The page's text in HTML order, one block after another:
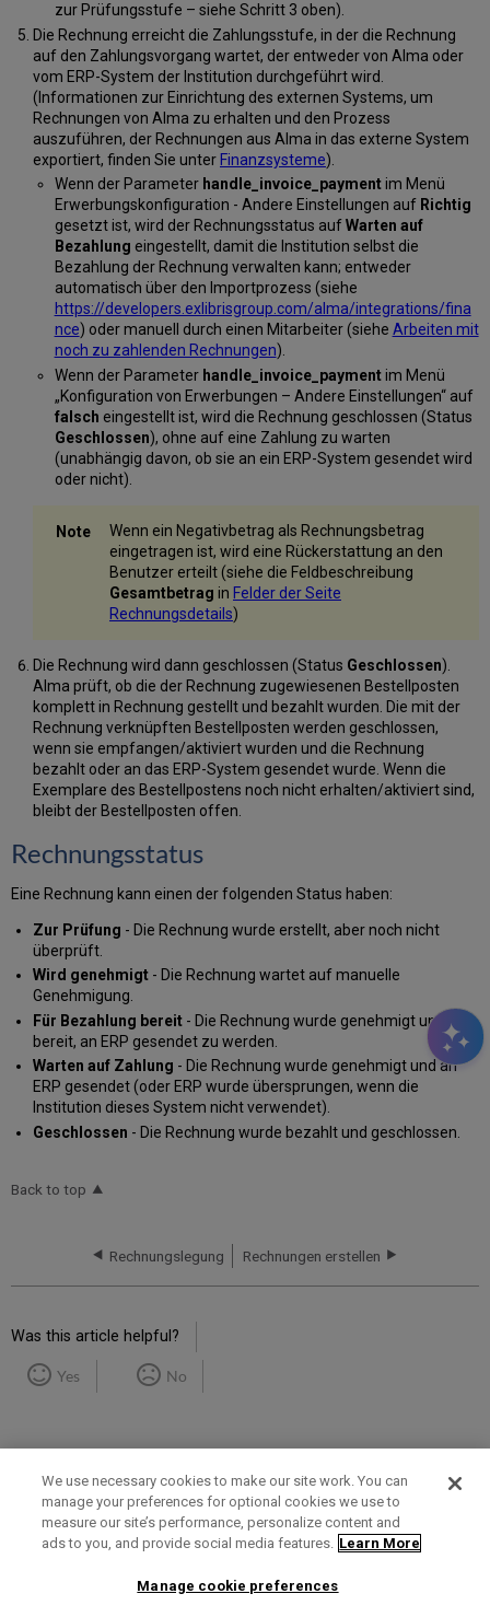
zur Prüfungsstufe – siehe Schritt 3 oben).
Die Rechnung erreicht die Zahlungsstufe, in der die Rechnung
auf den Zahlungsvorgang wartet, der entweder von Alma oder
vom ERP-System der Institution durchgeführt wird.
(Informationen zur Einrichtung des externen Systems, um
Rechnungen von Alma zu erhalten und den Prozess
auszuführen, der Rechnungen aus Alma in das externe System
exportiert, finden Sie unter Finanzsysteme).
Wenn der Parameter handle_invoice_paymentim Menü
Erwerbungskonfiguration - Andere Einstellungen auf Richtig
gesetzt ist, wird der Rechnungsstatus aufWarten auf
Bezahlung eingestellt, damit die Institution selbst die
Bezahlung der Rechnung verwalten kann; entweder
automatisch über den Importprozess (siehe
https://developers.exlibrisgroup.com/alma/integrations/fina
nce) oder manuell durch einen Mitarbeiter (siehe Arbeiten mit
noch zu zahlenden Rechnungen).
Wenn der Parameter handle_invoice_paymentim Menü
„Konfiguration von Erwerbungen – Andere Einstellungen“ auf
falsch eingestellt ist, wird die Rechnung geschlossen (Status
Geschlossen), ohne auf eine Zahlung zu warten
(unabhängig davon, ob sie an ein ERP-System gesendet wird
oder nicht).
Wenn ein Negativbetrag als Rechnungsbetrag
eingetragen ist, wird eine Rückerstattung an den
Benutzer erteilt (siehe die Feldbeschreibung
Gesamtbetrag in Felder der Seite
Rechnungsdetails)
Die Rechnung wird dann geschlossen (Status Geschlossen).
Alma prüft, ob die der Rechnung zugewiesenen Bestellposten
komplett in Rechnung gestellt und bezahlt wurden. Die mit der
Rechnung verknüpften Bestellposten werden geschlossen,
wenn sie empfangen/aktiviert wurden und die Rechnung
bezahlt oder an das ERP-System gesendet wurde. Wenn die
Exemplare des Bestellpostens noch nicht erhalten/aktiviert sind,
bleibt der Bestellposten offen.
Rechnungsstatus
Eine Rechnung kann einen der folgenden Status haben:
Zur Prüfung - Die Rechnung wurde erstellt, aber noch nicht
überprüft.
Wird genehmigt- Die Rechnung wartet auf manuelle
Genehmigung.
Für Bezahlung bereit- Die Rechnung wurde genehmigt und ist
bereit, an ERP gesendet zu werden.
Warten auf Zahlung - Die Rechnung wurde genehmigt und an
ERP gesendet (oder ERP wurde übersprungen, wenn die
Institution dieses System nicht verwendet).
Geschlossen - Die Rechnung wurde bezahlt und geschlossen.
Back to top
Rechnungslegung Rechnungen erstellen
Was this article helpful?
Yes No
Term of Use Privacy Policy Contact Us
We use necessary cookies to make our site work. You can
manage your preferences for optional cookies we use to
measure our site’s performance, personalize content and
ads to you, and provide social media features. Learn More
Manage cookie preferences